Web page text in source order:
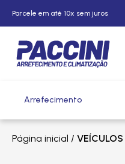
Parcele em até 10x sem juros
Arrefecimento
Página inicial / VEÍCULOS